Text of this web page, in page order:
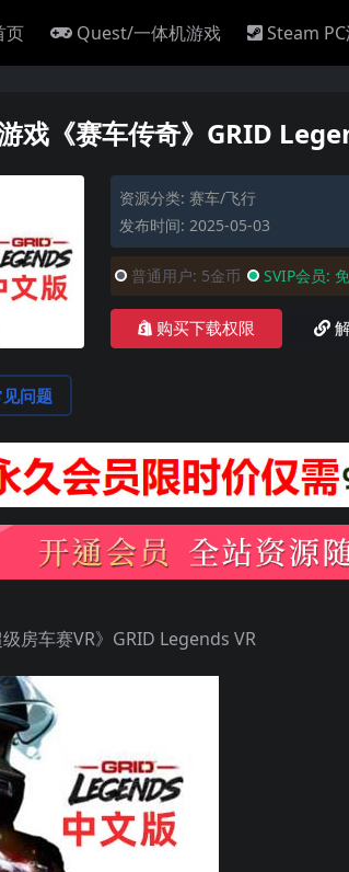
页 Quest/一体机游戏 Steam
戏《赛车传奇》GRID
资源分类: 赛车/飞行
发布时间: 2025-05-03
普通用户: 5金币 SVIP会员:
购买下载权限
问题
房车赛VR》GRID Legends VR